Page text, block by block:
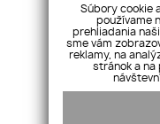
Súbory cookie
používame
prehliadania
sme vám
reklamy, na
stránok a na